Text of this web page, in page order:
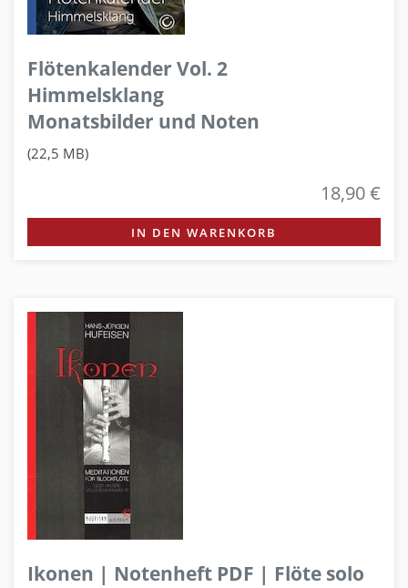
Flötenkalender Vol. 2
Himmelsklang
Monatsbilder und Noten
(22,5 MB)
18,90 €
IN DEN WARENKORB
Ikonen | Notenheft PDF | Flöte solo